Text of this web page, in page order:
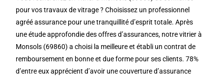
pour vos travaux de vitrage ? Choisissez un professionnel
agréé assurance pour une tranquillité d’esprit totale. Après
une étude approfondie des offres d’assurances, notre vitrier à
Monsols (69860) a choisi la meilleure et établi un contrat de
remboursement en bonne et due forme pour ses clients. 78%
d’entre eux apprécient d’avoir une couverture d’assurance